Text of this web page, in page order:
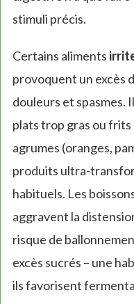
stimuli précis.
Certains aliments
provoquent un excès
douleurs et spasmes.
plats trop gras ou frits
agrumes (oranges,
produits ultra-
habituels. Les
aggravent la
risque de
excès sucrés – une
ils favorisent